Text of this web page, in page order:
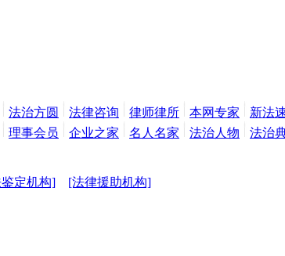
法治方圆 法律咨询 律师律所 本网专家
新法
理事会员 企业之家 名人名家 法治人物
法治
定机构]
[法律援助机构]